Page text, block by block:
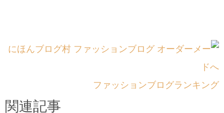
ファッションブログランキング
関連記事